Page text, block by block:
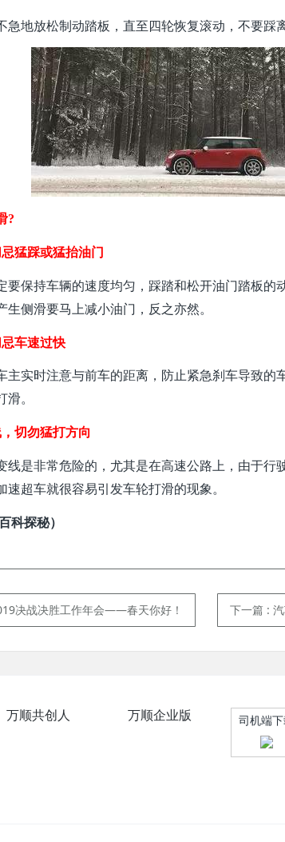
急地放松制动踏板，直至四轮恢复滚动，不要踩
?
猛踩或猛抬油门
要保持车辆的速度均匀，踩踏和松开油门踏板的
生侧滑要马上减小油门，反之亦然。
车速过快
主实时注意与前车的距离，防止紧急刹车导致的
。
切勿猛打方向
线是非常危险的，尤其是在高速公路上，由于行
速超车就很容易引发车轮打滑的现象。
科探秘）
决战决胜工作年会——春天你好！ 下一篇 :
万顺共创人 万顺企业版 司机端